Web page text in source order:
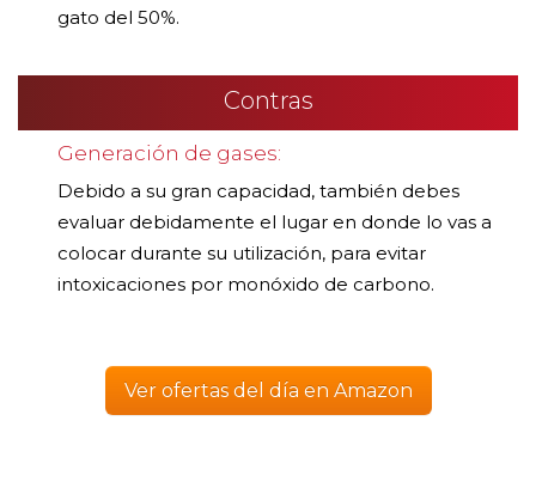
gato del 50%.
Contras
Generación de gases:
Debido a su gran capacidad, también debes
evaluar debidamente el lugar en donde lo vas a
colocar durante su utilización, para evitar
intoxicaciones por monóxido de carbono.
Ver ofertas del día en Amazon